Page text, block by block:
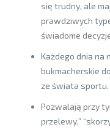
się trudny, ale
prawdziwych
świadome
Każdego dnia na
bukmacherskie
ze świata sportu.
Pozwalają przy
przelewy,”